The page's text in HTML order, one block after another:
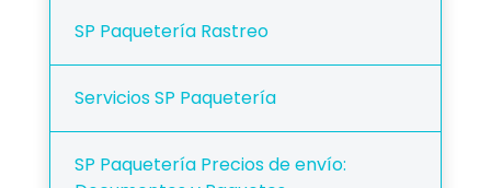
SP Paquetería Rastreo
Servicios SP Paquetería
SP Paquetería Precios de envío: